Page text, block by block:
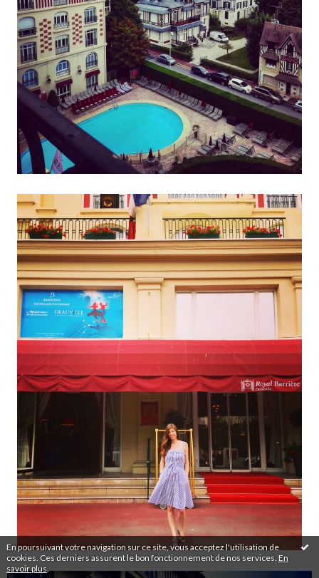
En poursuivant votre navigation sur ce site, vous acceptez l'utilisation de
cookies. Ces derniers assurent le bon fonctionnement de nos services. En
savoir plus